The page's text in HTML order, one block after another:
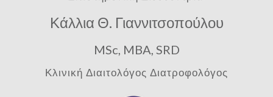
Κάλλια Θ. Γιαννιτσοπούλου
MSc, MBA, SRD
Κλινική Διαιτολόγος Διατροφολόγος